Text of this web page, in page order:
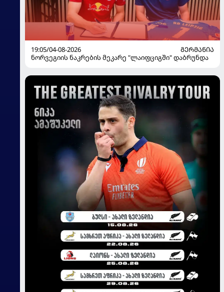
19:05/04-08-2026
ᲒᲔᲠᲛᲐᲜᲘᲐ
ნორვეგიის ნაკრების მეკარე "ლაიფციგში" დაბრუნდა